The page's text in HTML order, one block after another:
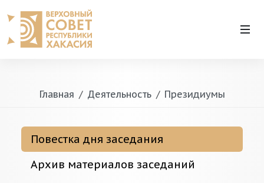
Главная Деятельность Президиумы
Повестка дня заседания
Архив материалов заседаний